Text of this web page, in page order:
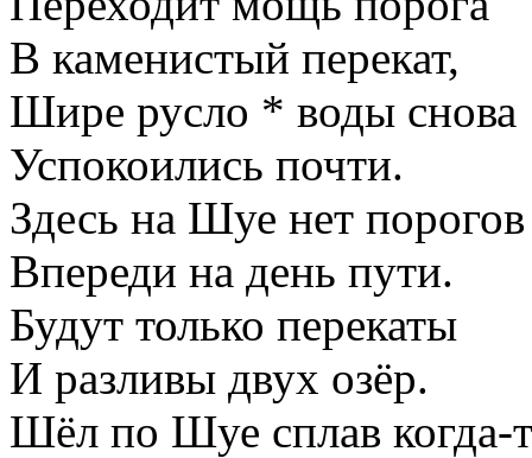
В каменистый перекат,
Шире русло * воды снова
Успокоились почти.
Здесь на Шуе нет порогов
Впереди на день пути.
Будут только перекаты
И разливы двух озёр.
Шёл по Шуе сплав когда-